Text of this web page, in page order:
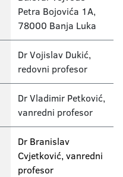
Petra Bojovića 1A,
78000 Banja Luka
Dr Vojislav Dukić,
redovni profesor
Dr Vladimir Petković,
vanredni profesor
Dr Branislav
Cvjetković, vanredni
profesor